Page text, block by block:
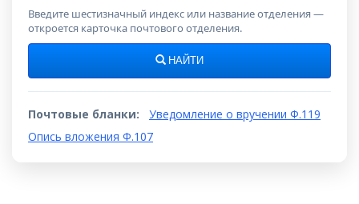
Введите шестизначный индекс или название отделения —
откроется карточка почтового отделения.
НАЙТИ
Почтовые бланки:
Уведомление о вручении Ф.119
Опись вложения Ф.107